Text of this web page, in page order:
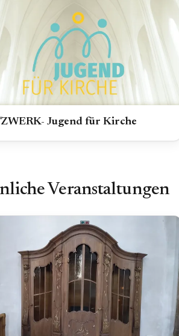
Jugend für Kirche
Veranstaltungen